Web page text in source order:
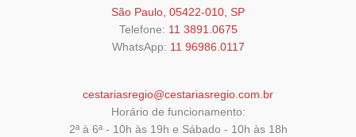
São Paulo, 05422-010, SP
Telefone: 11 3891.0675
WhatsApp: 11 96986.0117
cestariasregio@cestariasregio.com.br
Horário de funcionamento:
2ª à 6ª - 10h às 19h e Sábado - 10h às 18h